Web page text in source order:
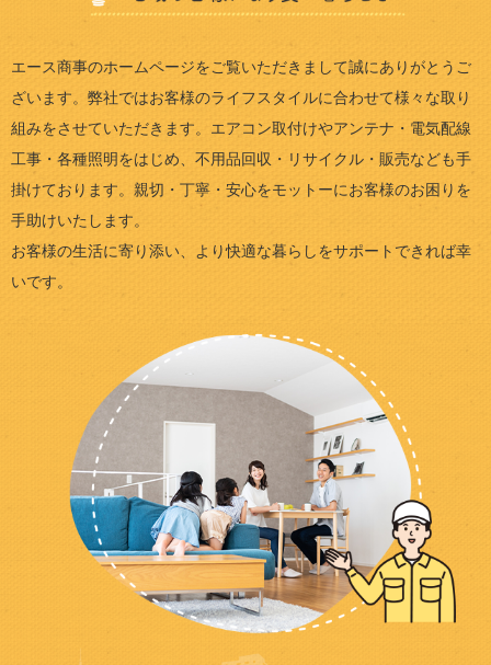
エース商事のホームページをご覧いただきまして誠にありがとうご
ざいます。弊社ではお客様のライフスタイルに合わせて様々な取り
組みをさせていただきます。エアコン取付けやアンテナ・電気配線
工事・各種照明をはじめ、不用品回収・リサイクル・販売なども手
掛けております。親切・丁寧・安心をモットーにお客様のお困りを
手助けいたします。
お客様の生活に寄り添い、より快適な暮らしをサポートできれば幸
いです。